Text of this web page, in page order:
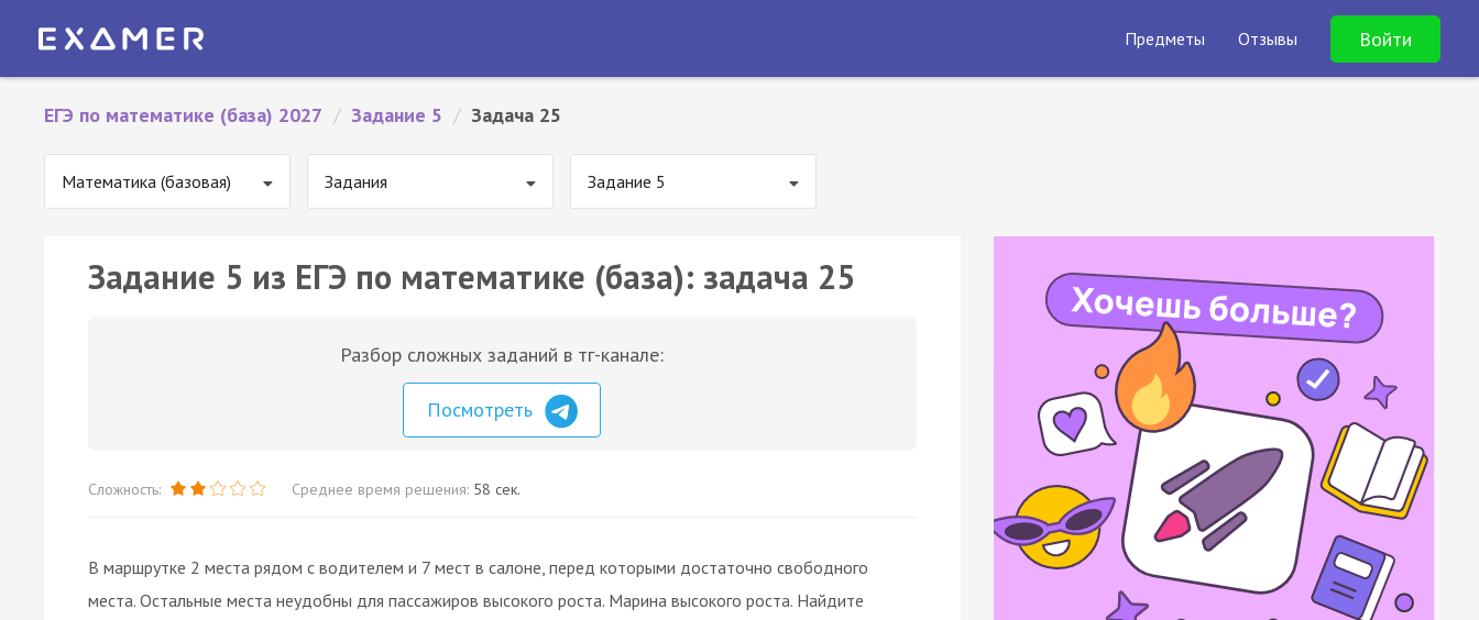
Предметы Отзывы Войти
ЕГЭ по математике (база) 2027 / Задание 5 / Задача 25
Математика (базовая) Задания Задание 5
Задание 5 из ЕГЭ по математике (база): задача 25
Разбор сложных заданий в тг-канале:
Посмотреть
Сложность: Среднее время решения: 58 сек.
В маршрутке 2 места рядом с водителем и 7 мест в салоне, перед которыми достаточно свободного
места. Остальные места неудобны для пассажиров высокого роста. Марина высокого роста. Найдите